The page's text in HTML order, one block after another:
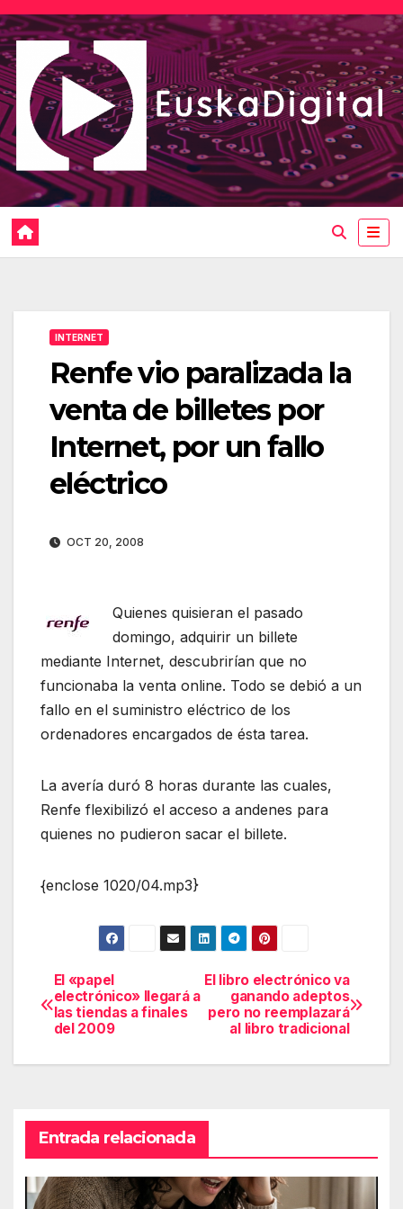
Saltar
al
contenido
INTERNET
Renfe vio paralizada la
venta de billetes por
Internet, por un fallo
eléctrico
OCT 20, 2008
Quienes quisieran el pasado
domingo, adquirir un billete
mediante Internet, descubrirían que no
funcionaba la venta online. Todo se debió a un
fallo en el suministro eléctrico de los
ordenadores encargados de ésta tarea.
La avería duró 8 horas durante las cuales,
Renfe flexibilizó el acceso a andenes para
quienes no pudieron sacar el billete.
{enclose 1020/04.mp3}
Navegación
de
entradas
El libro electrónico va
ganando adeptos
pero no reemplazará
al libro tradicional
El «papel
electrónico» llegará a
las tiendas a finales
del 2009
Entrada relacionada